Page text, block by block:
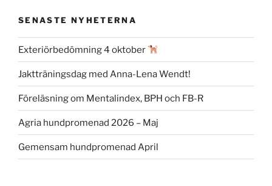
SENASTE NYHETERNA
Exteriörbedömning 4 oktober
Jaktträningsdag med Anna-Lena Wendt!
Föreläsning om Mentalindex, BPH och FB-R
Agria hundpromenad 2026 – Maj
Gemensam hundpromenad April